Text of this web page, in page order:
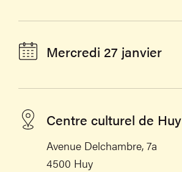
Mercredi 27 janvier
Centre culturel de Huy
Avenue Delchambre, 7a
4500 Huy